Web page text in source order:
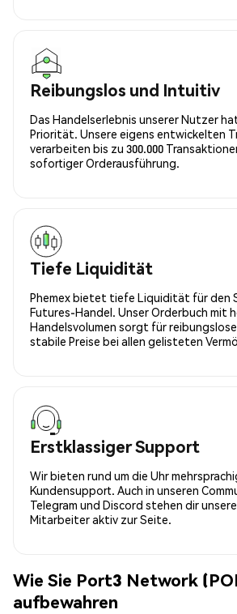
Reibungslos und Intuitiv
Das Handelserlebnis unserer Nutzer
Priorität. Unsere eigens entwickelten
verarbeiten bis zu 300.000
sofortiger Orderausführung.
Tiefe Liquidität
Phemex bietet tiefe Liquidität für den
Futures-Handel. Unser Orderbuch mit
Handelsvolumen sorgt für
stabile Preise bei allen gelisteten
Erstklassiger Support
Wir bieten rund um die Uhr
Kundensupport. Auch in unseren
Telegram und Discord stehen dir
Mitarbeiter aktiv zur Seite.
Wie Sie Port3 Network
aufbewahren